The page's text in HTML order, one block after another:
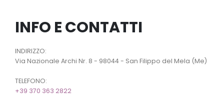
INFO E CONTATTI
INDIRIZZO:
Via Nazionale Archi Nr. 8 - 98044 - San Filippo del Mela (Me)
TELEFONO:
+39 370 363 2822